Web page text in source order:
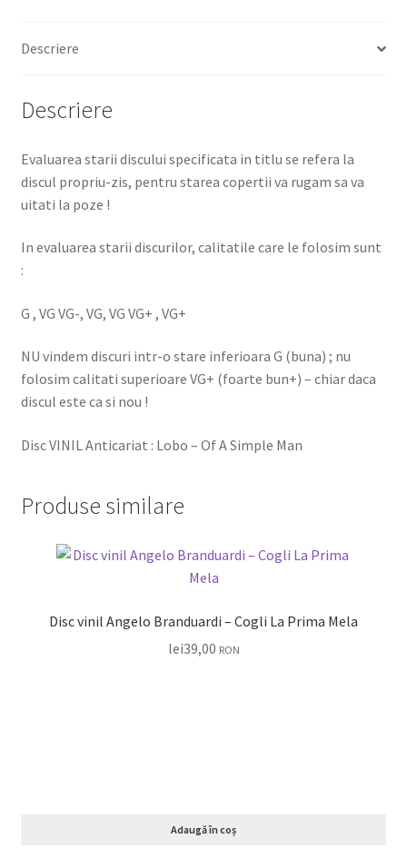
Descriere
Descriere
Evaluarea starii discului specificata in titlu se refera la
discul propriu-zis, pentru starea copertii va rugam sa va
uitati la poze !
In evaluarea starii discurilor, calitatile care le folosim sunt
:
G , VG VG-, VG, VG VG+ , VG+
NU vindem discuri intr-o stare inferioara G (buna) ; nu
folosim calitati superioare VG+ (foarte bun+) – chiar daca
discul este ca si nou !
Disc VINIL Anticariat : Lobo – Of A Simple Man
Produse similare
Disc vinil Angelo Branduardi – Cogli La Prima Mela
lei39,00 RON
Adaugă în coș